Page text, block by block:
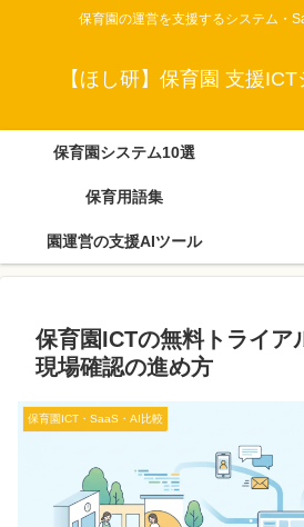
保育園の運営を支援するシステム・
【ほし研】保育園 支援
保育園システム10選
保育用語集
園運営の支援AIツール
保育園ICTの無料トライア
現場確認の進め方
保育園ICT・SaaS・AI比較